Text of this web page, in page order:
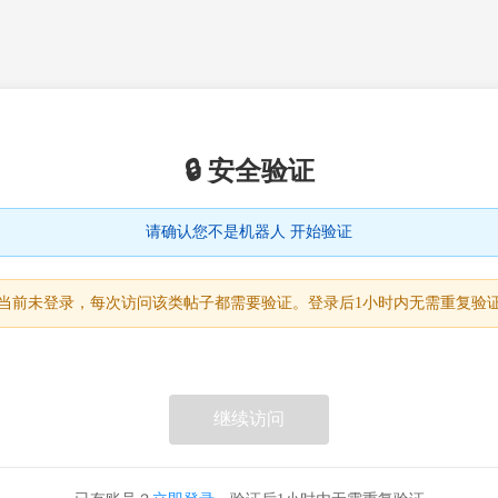
🔒 安全验证
请确认您不是机器人 开始验证
前未登录，每次访问该类帖子都需要验证。登录后1小时内无需重复验
继续访问